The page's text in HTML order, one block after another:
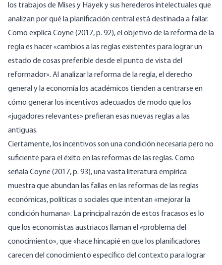
los trabajos de Mises y Hayek y sus herederos intelectuales que
analizan por qué la planificación central está destinada a fallar.
Como explica Coyne (2017, p. 92), el objetivo de la reforma de la
regla es hacer «cambios a las reglas existentes para lograr un
estado de cosas preferible desde el punto de vista del
reformador». Al analizar la reforma de la regla, el derecho
general y la economía los académicos tienden a centrarse en
cómo generar los incentivos adecuados de modo que los
«jugadores relevantes» prefieran esas nuevas reglas a las
antiguas.
Ciertamente, los incentivos son una condición necesaria pero no
suficiente para el éxito en las reformas de las reglas. Como
señala Coyne (2017, p. 93), una vasta literatura empírica
muestra que abundan las fallas en las reformas de las reglas
económicas, políticas o sociales que intentan «mejorar la
condición humana». La principal razón de estos fracasos es lo
que los economistas austriacos llaman el «problema del
conocimiento», que «hace hincapié en que los planificadores
carecen del conocimiento específico del contexto para lograr